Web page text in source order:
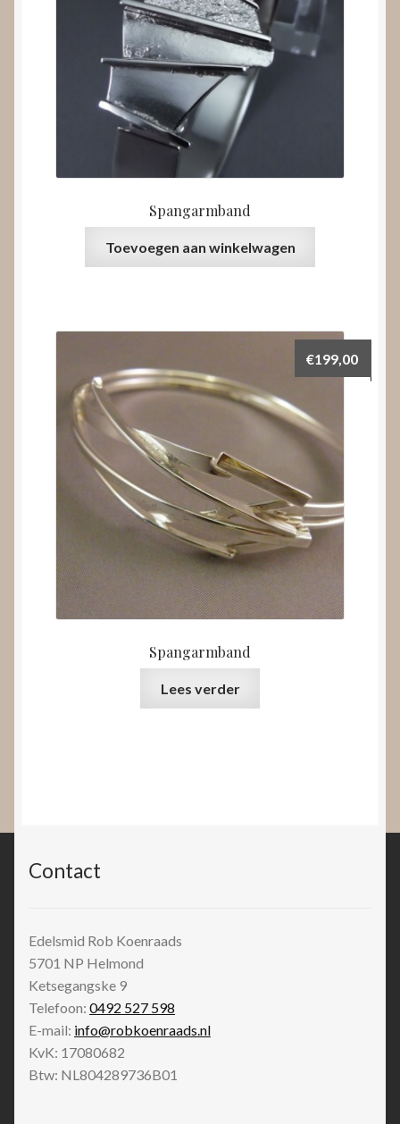
Spangarmband
Toevoegen aan winkelwagen
Spangarmband
€199,00
Lees verder
Contact
Edelsmid Rob Koenraads
5701 NP Helmond
Ketsegangske 9
Telefoon: 0492 527 598
E-mail: info@robkoenraads.nl
KvK: 17080682
Btw: NL804289736B01